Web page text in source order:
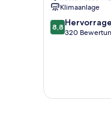
Göggingen
Klimaanlage
8.8
von
8,8
320